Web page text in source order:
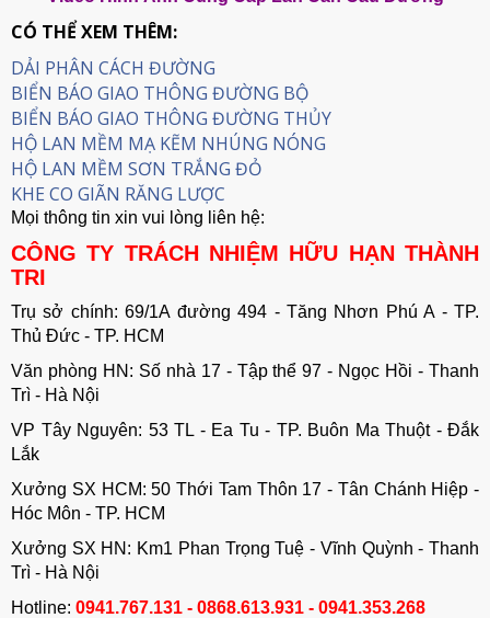
CÓ THỂ XEM THÊM:
DẢI PHÂN CÁCH ĐƯỜNG
BIỂN BÁO GIAO THÔNG ĐƯỜNG BỘ
BIỂN BÁO GIAO THÔNG ĐƯỜNG THỦY
HỘ LAN MỀM MẠ KẼM NHÚNG NÓNG
HỘ LAN MỀM SƠN TRẮNG ĐỎ
KHE CO GIÃN RĂNG LƯỢC
Mọi thông tin xin vui lòng liên hệ:
CÔNG TY TRÁCH NHIỆM HỮU HẠN THÀNH
TRI
Trụ sở chính: 69/1A đường 494 - Tăng Nhơn Phú A - TP.
Thủ Đức - TP. HCM
Văn phòng HN: Số nhà 17 - Tập thể 97 - Ngọc Hồi - Thanh
Trì - Hà Nội
VP Tây Nguyên: 53 TL - Ea Tu - TP. Buôn Ma Thuột - Đắk
Lắk
Xưởng SX HCM: 50 Thới Tam Thôn 17 - Tân Chánh Hiệp -
Hóc Môn - TP. HCM
Xưởng SX HN: Km1 Phan Trọng Tuệ - Vĩnh Quỳnh - Thanh
Trì - Hà Nội
Hotline: 0941.767.131 - 0868.613.931 - 0941.353.268